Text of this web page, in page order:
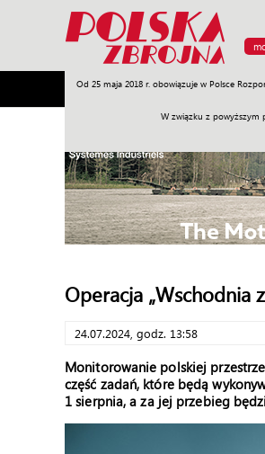
Od 25 maja 2018 r. obowiązuje w Polsce
W związku z powyższym
Armia Poligon Sprzęt
Operacja „Wschodnia
24.07.2024, godz. 13:58
Monitorowanie polskiej
część zadań, które będą
1 sierpnia, a za jej przebieg